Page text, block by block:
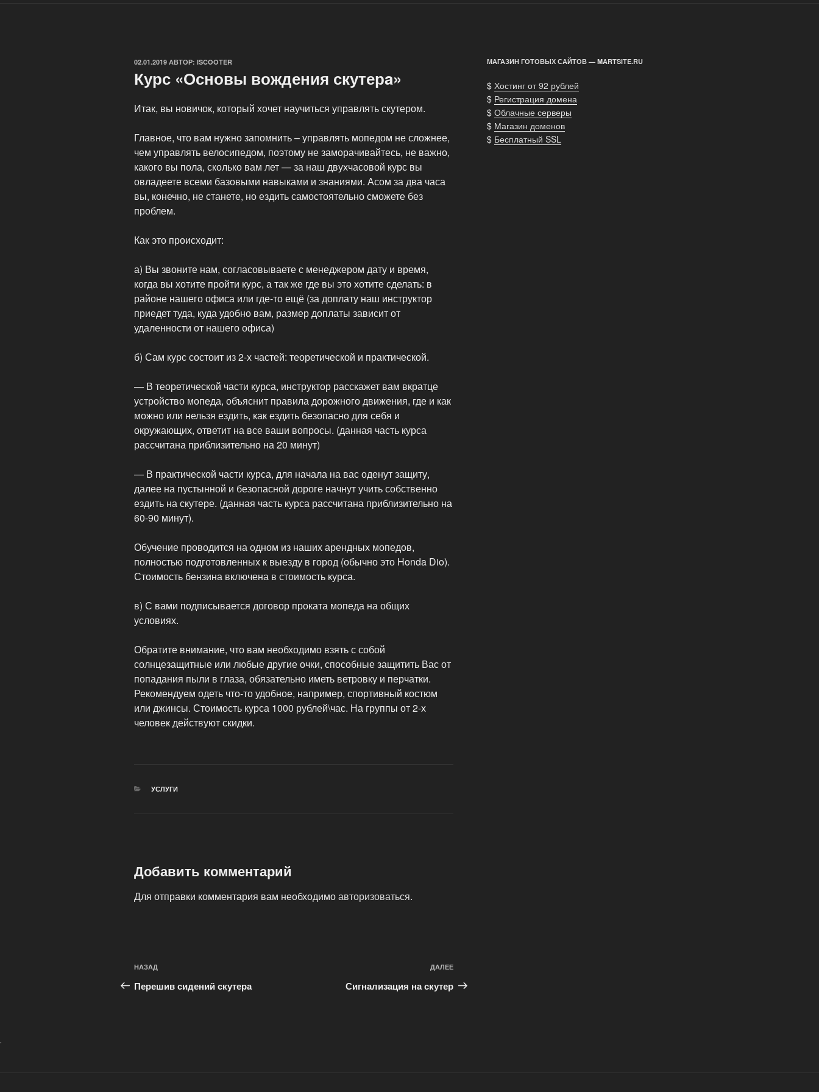
ОПУБЛИКОВАНО
02.01.2019 АВТОР: ISCOOTER
Курс «Основы вождения скутерa»
Итак, вы новичок, который хочет научиться управлять скутером.
Главное, что вам нужно запомнить – управлять мопедом не сложнее,
чем управлять велосипедом, поэтому не заморачивайтесь, не важно,
какого вы пола, сколько вам лет — за наш двухчасовой курс вы
овладеете всеми базовыми навыками и знаниями. Асом за два часа
вы, конечно, не станете, но ездить самостоятельно сможете без
проблем.
Как это происходит:
а) Вы звоните нам, согласовываете с менеджером дату и время,
когда вы хотите пройти курс, а так же где вы это хотите сделать: в
районе нашего офиса или где-то ещё (за доплату наш инструктор
приедет туда, куда удобно вам, размер доплаты зависит от
удаленности от нашего офиса)
б) Сам курс состоит из 2-х частей: теоретической и практической.
— В теоретической части курса, инструктор расскажет вам вкратце
устройство мопеда, объяснит правила дорожного движения, где и как
можно или нельзя ездить, как ездить безопасно для себя и
окружающих, ответит на все ваши вопросы. (данная часть курса
рассчитана приблизительно на 20 минут)
— В практической части курса, для начала на вас оденут защиту,
далее на пустынной и безопасной дороге начнут учить собственно
ездить на скутере. (данная часть курса рассчитана приблизительно на
60-90 минут).
Обучение проводится на одном из наших арендных мопедов,
полностью подготовленных к выезду в город (обычно это Honda Dio).
Стоимость бензина включена в стоимость курса.
в) С вами подписывается договор проката мопеда на общих
условиях.
Обратите внимание, что вам необходимо взять с собой
солнцезащитные или любые другие очки, способные защитить Вас от
попадания пыли в глаза, обязательно иметь ветровку и перчатки.
Рекомендуем одеть что-то удобное, например, спортивный костюм
или джинсы. Стоимость курса 1000 рублей\час. На группы от 2-х
человек действуют скидки.
РУБРИКИ
УСЛУГИ
Добавить комментарий
Для отправки комментария вам необходимоавторизоваться.
Навигация
по
Предыдущая
запись:
НАЗАД
Перешив сидений скутера
запись
ДАЛЕЕ
Сигнализация на скутер
МАГАЗИН ГОТОВЫХ САЙТОВ — MARTSITE.RU
$ Хостинг от 92 рублей
$ Регистрация домена
$ Облачные серверы
$ Магазин доменов
$ Бесплатный SSL
.